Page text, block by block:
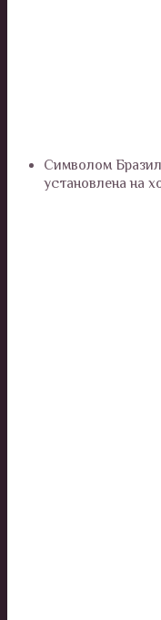
Символом
установлена на